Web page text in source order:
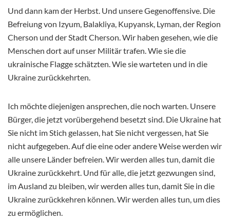
Und dann kam der Herbst. Und unsere Gegenoffensive. Die
Befreiung von Izyum, Balakliya, Kupyansk, Lyman, der Region
Cherson und der Stadt Cherson. Wir haben gesehen, wie die
Menschen dort auf unser Militär trafen. Wie sie die
ukrainische Flagge schätzten. Wie sie warteten und in die
Ukraine zurückkehrten.
Ich möchte diejenigen ansprechen, die noch warten. Unsere
Bürger, die jetzt vorübergehend besetzt sind. Die Ukraine hat
Sie nicht im Stich gelassen, hat Sie nicht vergessen, hat Sie
nicht aufgegeben. Auf die eine oder andere Weise werden wir
alle unsere Länder befreien. Wir werden alles tun, damit die
Ukraine zurückkehrt. Und für alle, die jetzt gezwungen sind,
im Ausland zu bleiben, wir werden alles tun, damit Sie in die
Ukraine zurückkehren können. Wir werden alles tun, um dies
zu ermöglichen.